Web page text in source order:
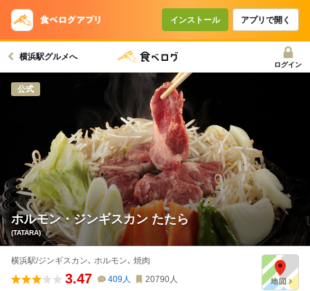
インストール アプリで開く
横浜駅グルメへ
ログイン
公式
ホルモン・ジンギスカン たたら
(TATARA)
横浜駅/ジンギスカン､ ホルモン､ 焼肉
3.47 409人 20790人
コースで使えるクーポン
戻る
クーポンを利用せず予約する